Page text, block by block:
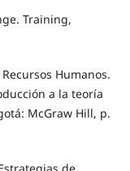
Training,
Humanos.
a la teoría
McGraw Hill, p.